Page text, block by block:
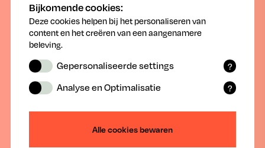
Volgens het Waarschuwingssysteem van PCS moeten
we vanaf nu terug opletten voor de buxusmot
Cydalima perspectalis
buxusblaadjes en vreten vanuit hun schuilplaats aan de jonge
dagen uit hun schuilplaats en spinsels zijn mogelijk ook zichtbaar.
de bladeren van de buxus, maar op termijn kan het leiden tot
Bijkomende cookies:
Deze cookies helpen bij het personaliseren van
content en het creëren van een aangenamere
beleving.
?
Gepersonaliseerde settings
geselecteerde en ingevoerde
?
Analyse en Optimalisatie
(anonieme) data waarmee de website
Alle cookies bewaren